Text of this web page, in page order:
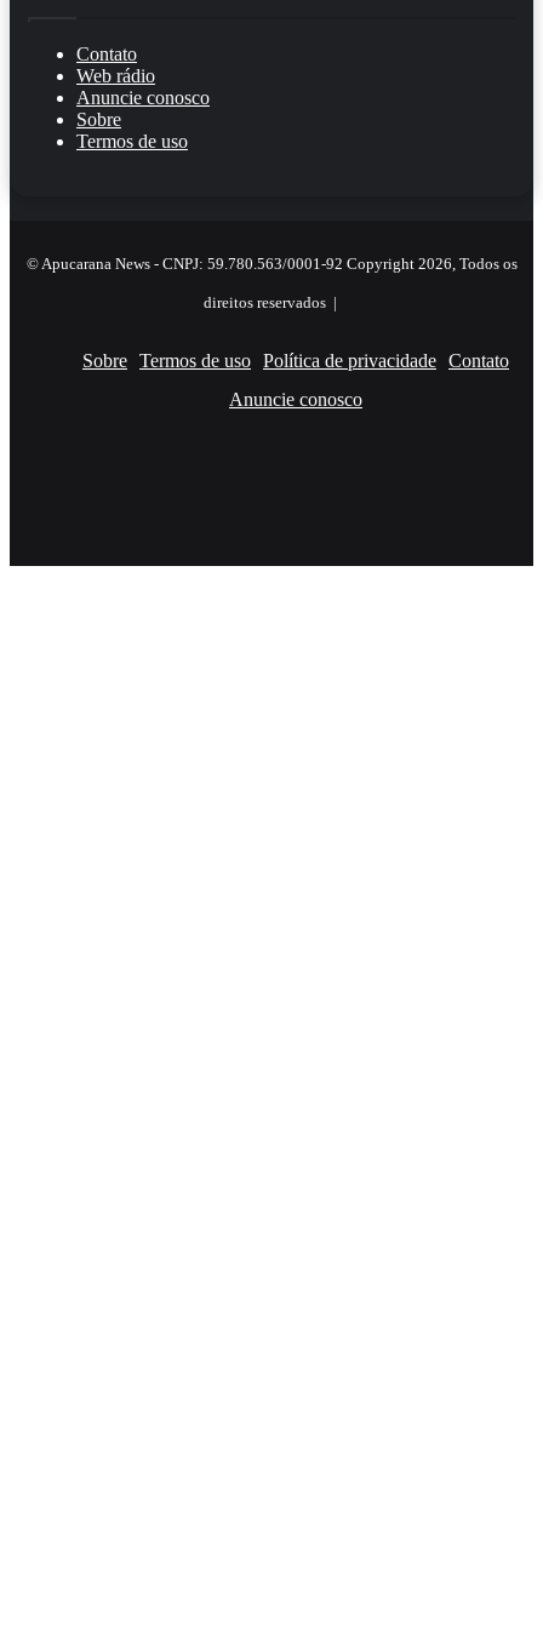
Contato
Web rádio
Anuncie conosco
Sobre
Termos de uso
© Apucarana News - CNPJ: 59.780.563/0001-92 Copyright 2026, Todos os
direitos reservados |
Sobre Termos de uso Política de privacidade Contato
Anuncie conosco